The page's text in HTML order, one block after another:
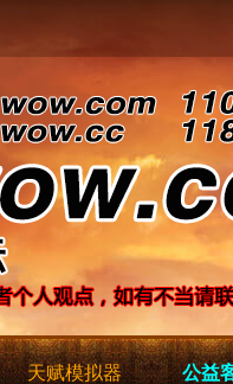
天赋模拟器 公益